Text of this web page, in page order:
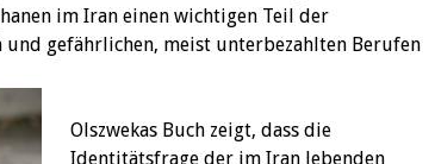
im Iran einen wichtigen Teil der
gefährlichen, meist unterbezahlten Berufen
Olszwekas Buch zeigt, dass die
Identitätsfrage der im Iran lebenden